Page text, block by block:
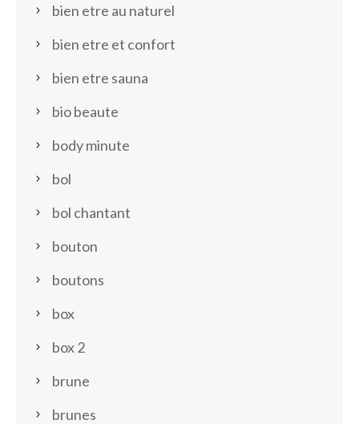
bien etre au naturel
bien etre et confort
bien etre sauna
bio beaute
body minute
bol
bol chantant
bouton
boutons
box
box 2
brune
brunes